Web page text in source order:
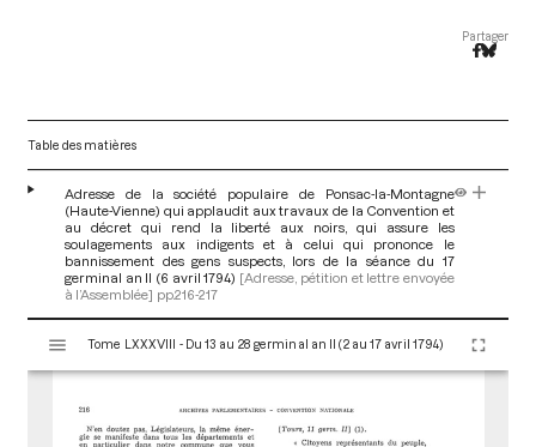
Partager
Table des matières
Adresse de la société populaire de Ponsac-la-Montagne
(Haute-Vienne) qui applaudit aux travaux de la Convention et
au décret qui rend la liberté aux noirs, qui assure les
soulagements aux indigents et à celui qui prononce le
bannissement des gens suspects, lors de la séance du 17
germinal an II (6 avril 1794) [Adresse, pétition et lettre envoyée
à l’Assemblée] pp.216-217
s
Tome LXXXVIII - Du 13 au 28 germinal an II (2 au 17 avril 1794)